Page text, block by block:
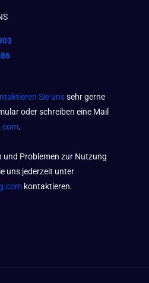
Sie unssehr gerne
oder schreiben eine Mail
.
und Problemen zur Nutzung
uns jederzeit unter
kontaktieren.